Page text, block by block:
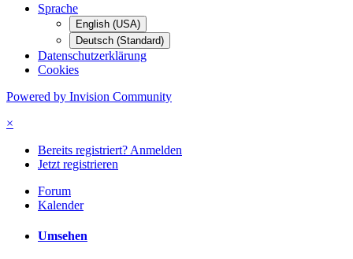
Sprache
English (USA)
Deutsch (Standard)
Datenschutzerklärung
Cookies
Powered by Invision Community
×
Bereits registriert? Anmelden
Jetzt registrieren
Forum
Kalender
Umsehen